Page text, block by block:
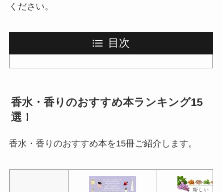
ください。
目次
香水・香りのおすすめ本ランキング15
選！
香水・香りのおすすめ本を15冊ご紹介します。